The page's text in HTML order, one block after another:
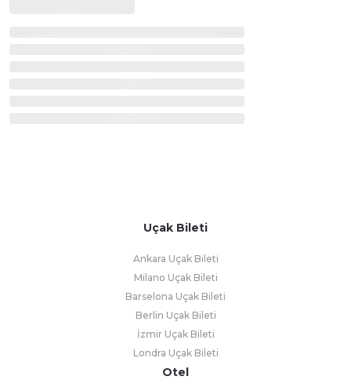
Uçak Bileti
Ankara Uçak Bileti
Milano Uçak Bileti
Barselona Uçak Bileti
Berlin Uçak Bileti
İzmir Uçak Bileti
Londra Uçak Bileti
Otel